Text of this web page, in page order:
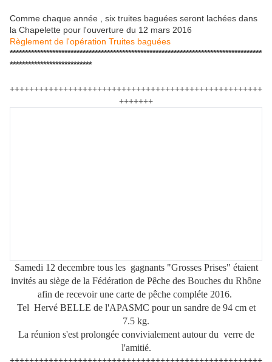
Comme chaque année , six truites baguées seront lachées dans
la Chapelette pour l'ouverture du 12 mars 2016
Règlement de l'opération Truites baguées
***********************************************************************************
***************************
++++++++++++++++++++++++++++++++++++++++++++++++++++
+++++++
Samedi 12 decembre tous les gagnants "Grosses Prises" étaient
invités au siège de la Fédération de Pêche des Bouches du Rhône
afin de recevoirune carte de pêche compléte 2016.
Tel Hervé BELLE de l'APASMC pour un sandre de 94 cm et
7.5 kg.
La réunion s'est prolongée convivialement autour du verre de
l'amitié.
++++++++++++++++++++++++++++++++++++++++++++++++++++